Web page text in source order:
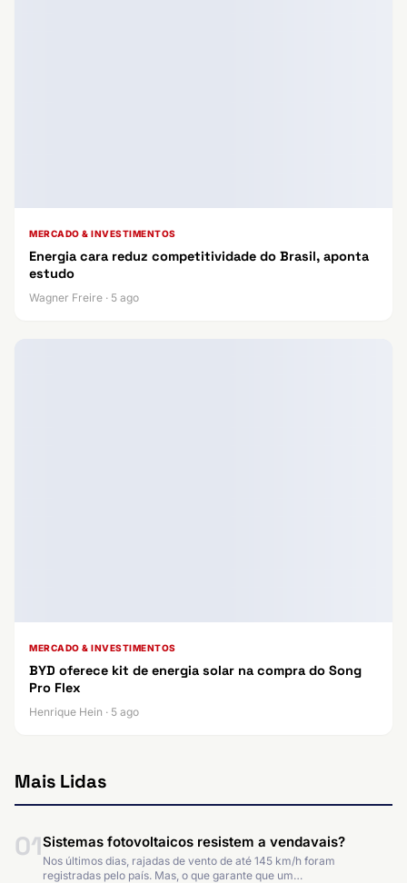
MERCADO & INVESTIMENTOS
Energia cara reduz competitividade do Brasil, aponta
estudo
Wagner Freire · 5 ago
MERCADO & INVESTIMENTOS
BYD oferece kit de energia solar na compra do Song
Pro Flex
Henrique Hein · 5 ago
Mais Lidas
01Sistemas fotovoltaicos resistem a vendavais?
Nos últimos dias, rajadas de vento de até 145 km/h foram
registradas pelo país. Mas, o que garante que um…